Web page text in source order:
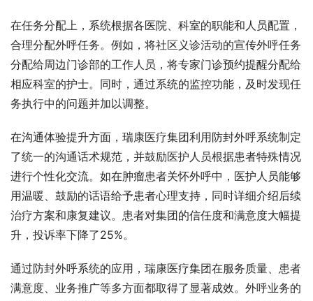
在任务分配上，系统根据各医院、科室的职能和人员配置，
合理分配外呼任务。例如，将社区义诊活动的宣传外呼任务
分配给周边门诊部的工作人员，将专家门诊预约提醒分配给
相应科室的护士。同时，通过系统的监控功能，及时发现任
务执行中的问题并加以调整。
在沟通体验提升方面，瑞康医疗集团利用防封外呼系统制定
了统一的沟通话术规范，并鼓励医护人员根据患者特殊情况
进行个性化交流。如在肿瘤患者关怀外呼中，医护人员能够
用温暖、鼓励的话语给予患者心理支持，同时详细介绍后续
治疗方案和康复建议。患者对集团的信任度和满意度大幅提
升，投诉率下降了25%。
通过防封外呼系统的应用，瑞康医疗集团在服务质量、患者
满意度、业务推广等多方面都取得了显著成效。外呼业务的